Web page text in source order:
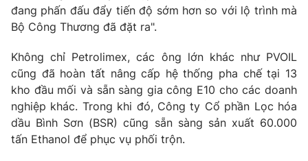
đang phấn đấu đẩy tiến độ sớm hơn so với lộ trình mà
Bộ Công Thương đã đặt ra".
Không chỉ Petrolimex, các ông lớn khác như PVOIL
cũng đã hoàn tất nâng cấp hệ thống pha chế tại 13
kho đầu mối và sẵn sàng gia công E10 cho các doanh
nghiệp khác. Trong khi đó, Công ty Cổ phần Lọc hóa
dầu Bình Sơn (BSR) cũng sẵn sàng sản xuất 60.000
tấn Ethanol để phục vụ phối trộn.